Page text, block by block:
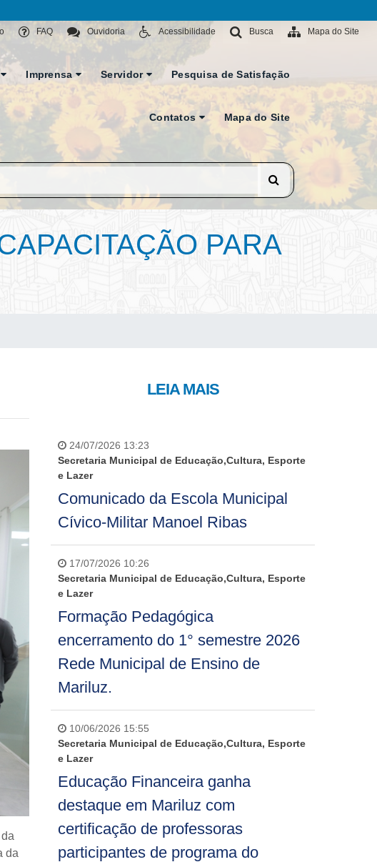
Mapa do Site
Busca
Acessibilidade
Ouvidoria
FAQ
Imprensa Servidor Pesquisa de Satisfação
Contatos Mapa do Site
PARA
da
LEIA MAIS
24/07/2026 13:23
Secretaria Municipal de Educação,Cultura, Esporte
e Lazer
Comunicado da Escola Municipal
Cívico-Militar Manoel Ribas
17/07/2026 10:26
Secretaria Municipal de Educação,Cultura, Esporte
e Lazer
Formação Pedagógica
encerramento do 1° semestre 2026
Rede Municipal de Ensino de
Mariluz.
10/06/2026 15:55
Secretaria Municipal de Educação,Cultura, Esporte
e Lazer
Educação Financeira ganha
destaque em Mariluz com
certificação de professoras
participantes de programa do